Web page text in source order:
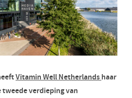
Vitamin Well Netherlandshaar
verdieping van